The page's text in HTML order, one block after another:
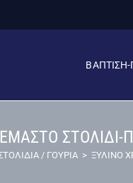
/ ΓΟΥΡΙΑ > ΞΥΛΙΝΟ